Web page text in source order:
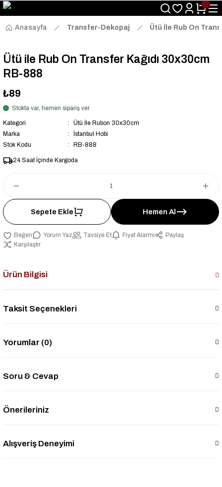
Size Özel "HG10" Kodu ile Sepette Hemen %10 İndirim Fırsatını
Kaçırmayın!
Anasayfa
Transfer-Dekopaj Ütü İle Rub On
Ütü ile Rub On Transfer Kağıdı 30x30cm
RB-888
₺89
Stokta var, hemen sipariş ver
Kategori
Ütü İle Rubon 30x30cm
Marka
İstanbul Hobi
Stok Kodu
RB-888
24 Saat İçinde Kargoda
Sepete Ekle Hemen Al
Yorum Yaz Tavsiye Et Fiyat Alarmı
Paylaş
Karşılaştır
Ürün Bilgisi
Taksit Seçenekleri
Yorumlar (0)
Soru & Cevap
Önerileriniz
Alışveriş Deneyimi